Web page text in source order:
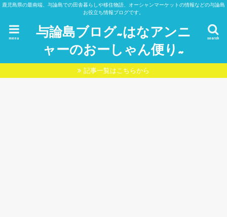
鹿児島県の最南端、与論島での田舎暮らしや移住物語、オーシャンマーケットの情報などの与論島
お役立ち情報ブログです。
与論島ブログ~はなアンニ
ャーのおーしゃん便り~
search
menu
記事一覧はこちらから